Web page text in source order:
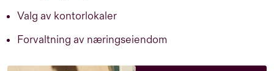
Valg av kontorlokaler
Forvaltning av næringseiendom